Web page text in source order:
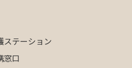
ステーション
窓口